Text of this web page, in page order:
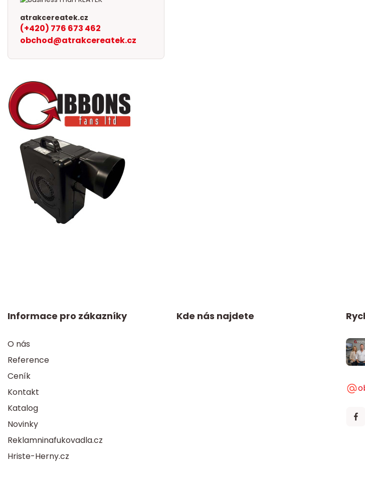
atrakcereatek.cz
(+420) 776 673 462
obchod@atrakcereatek.cz
Informace pro zákazníky
O nás
Reference
Ceník
Kontakt
Katalog
Novinky
Reklamninafukovadla.cz
Hriste-Herny.cz
Kde nás najdete